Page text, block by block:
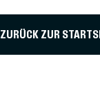
ZURÜCK ZUR